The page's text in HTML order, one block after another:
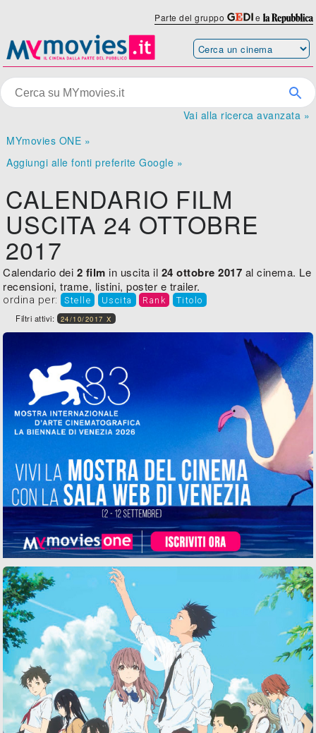
Parte del gruppo e
Vai alla ricerca avanzata »
MYmovies ONE »
Aggiungi alle fonti preferite Google »
CALENDARIO FILM
USCITA 24 OTTOBRE
2017
Calendario dei 2 film in uscita il 24 ottobre 2017 al cinema. Le
recensioni, trame, listini, poster e trailer.
ordina per: Stelle Uscita Rank Titolo
Filtri attivi: 24/10/2017 X
